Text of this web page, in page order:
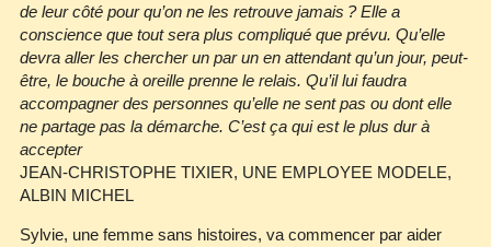
de leur côté pour qu’on ne les retrouve jamais ? Elle a
conscience que tout sera plus compliqué que prévu. Qu’elle
devra aller les chercher un par un en attendant qu’un jour, peut‐
être, le bouche à oreille prenne le relais. Qu’il lui faudra
accompagner des personnes qu’elle ne sent pas ou dont elle
ne partage pas la démarche. C’est ça qui est le plus dur à
accepter
JEAN‐CHRISTOPHE TIXIER, UNE EMPLOYEE MODELE,
ALBIN MICHEL
Sylvie, une femme sans histoires, va commencer par aider